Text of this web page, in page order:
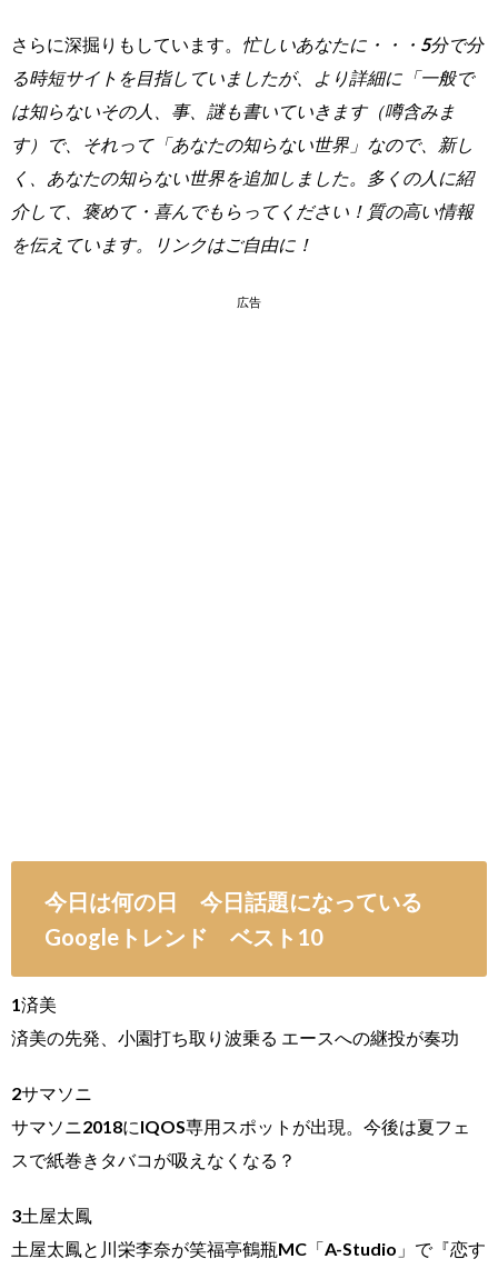
さらに深掘りもしています。 忙しいあなたに・・・5分で分
る時短サイトを目指していましたが、より詳細に「一般で
は知らないその人、事、謎も書いていきます（噂含みま
す）で、それって「あなたの知らない世界」なので、新し
く、あなたの知らない世界を追加しました。多くの人に紹
介して、褒めて・喜んでもらってください！質の高い情報
を伝えています。リンクはご自由に！
広告
今日は何の日 今日話題になっている
Googleトレンド ベスト10
1済美
済美の先発、小園打ち取り波乗る エースへの継投が奏功
2サマソニ
サマソニ2018にIQOS専用スポットが出現。今後は夏フェ
スで紙巻きタバコが吸えなくなる？
3土屋太鳳
土屋太鳳と川栄李奈が笑福亭鶴瓶MC「A-Studio」で『恋す